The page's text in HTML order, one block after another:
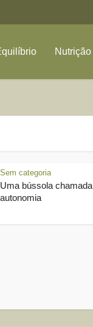
Nutrição
Sem categoria
Uma bússola chamada
autonomia